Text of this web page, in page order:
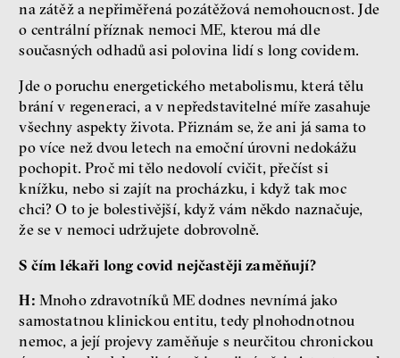
na zátěž a nepřiměřená pozátěžová nemohoucnost. Jde
o centrální příznak nemoci ME, kterou má dle
současných odhadů asi polovina lidí s long covidem.
Jde o poruchu energetického metabolismu, která tělu
brání v regeneraci, a v nepředstavitelné míře zasahuje
všechny aspekty života. Přiznám se, že ani já sama to
po více než dvou letech na emoční úrovni nedokážu
pochopit. Proč mi tělo nedovolí cvičit, přečíst si
knížku, nebo si zajít na procházku, i když tak moc
chci? O to je bolestivější, když vám někdo naznačuje,
že se v nemoci udržujete dobrovolně.
S čím lékaři long covid nejčastěji zaměňují?
H: Mnoho zdravotníků ME dodnes nevnímá jako
samostatnou klinickou entitu, tedy plnohodnotnou
nemoc, a její projevy zaměňuje s neurčitou chronickou